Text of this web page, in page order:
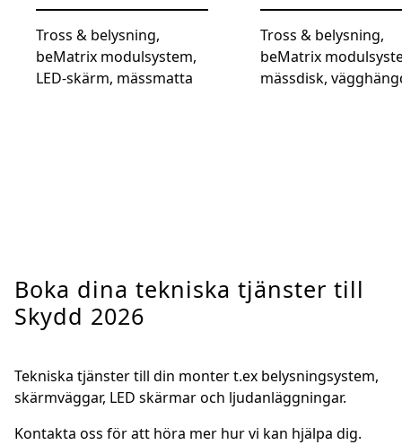
Tross & belysning,
beMatrix modulsystem,
LED-skärm, mässmatta
Tross & belysning,
beMatrix
mässdisk,
Boka dina tekniska tjänster till
Skydd 2026
Tekniska tjänster till din monter t.ex belysningsystem,
skärmväggar, LED skärmar och ljudanläggningar.
Kontakta oss för att höra mer hur vi kan hjälpa dig.